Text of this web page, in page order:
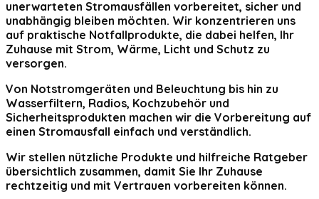
unerwarteten Stromausfällen vorbereitet, sicher und
unabhängig bleiben möchten. Wir konzentrieren uns
auf praktische Notfallprodukte, die dabei helfen, Ihr
Zuhause mit Strom, Wärme, Licht und Schutz zu
versorgen.
Von Notstromgeräten und Beleuchtung bis hin zu
Wasserfiltern, Radios, Kochzubehör und
Sicherheitsprodukten machen wir die Vorbereitung auf
einen Stromausfall einfach und verständlich.
Wir stellen nützliche Produkte und hilfreiche Ratgeber
übersichtlich zusammen, damit Sie Ihr Zuhause
rechtzeitig und mit Vertrauen vorbereiten können.